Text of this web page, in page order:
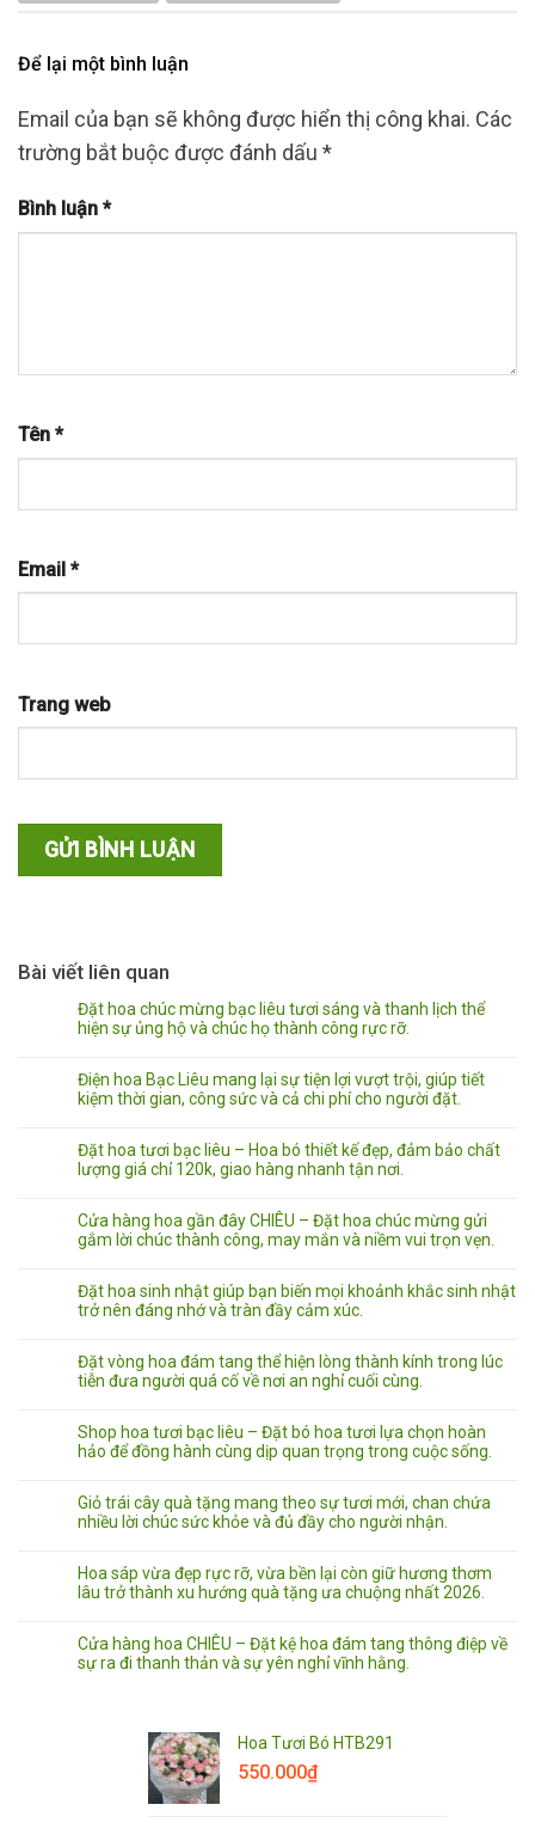
Để lại một bình luận
Email của bạn sẽ không được hiển thị công khai. Các
trường bắt buộc được đánh dấu *
Bình luận *
Tên *
Email *
Trang web
Bài viết liên quan
Đặt hoa chúc mừng bạc liêu tươi sáng và thanh lịch thể
hiện sự ủng hộ và chúc họ thành công rực rỡ.
Điện hoa Bạc Liêu mang lại sự tiện lợi vượt trội, giúp tiết
kiệm thời gian, công sức và cả chi phí cho người đặt.
Đặt hoa tươi bạc liêu – Hoa bó thiết kế đẹp, đảm bảo chất
lượng giá chỉ 120k, giao hàng nhanh tận nơi.
Cửa hàng hoa gần đây CHIÊU – Đặt hoa chúc mừng gửi
gắm lời chúc thành công, may mắn và niềm vui trọn vẹn.
Đặt hoa sinh nhật giúp bạn biến mọi khoảnh khắc sinh nhật
trở nên đáng nhớ và tràn đầy cảm xúc.
Đặt vòng hoa đám tang thể hiện lòng thành kính trong lúc
tiễn đưa người quá cố về nơi an nghỉ cuối cùng.
Shop hoa tươi bạc liêu – Đặt bó hoa tươi lựa chọn hoàn
hảo để đồng hành cùng dịp quan trọng trong cuộc sống.
Giỏ trái cây quà tặng mang theo sự tươi mới, chan chứa
nhiều lời chúc sức khỏe và đủ đầy cho người nhận.
Hoa sáp vừa đẹp rực rỡ, vừa bền lại còn giữ hương thơm
lâu trở thành xu hướng quà tặng ưa chuộng nhất 2026.
Cửa hàng hoa CHIÊU – Đặt kệ hoa đám tang thông điệp về
sự ra đi thanh thản và sự yên nghỉ vĩnh hằng.
Hoa Tươi Bó HTB291
550.000₫